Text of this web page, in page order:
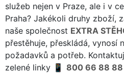
služeb nejen v Praze, ale i v
Praha? Jakékoli druhy zboží,
naše společnost EXTRA
přestěhuje, přeskládá, vynosí
požadavků a potřeb.
zelené linky
800 66 88 88